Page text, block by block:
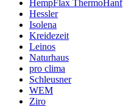
HempFlax ThermoHanf
Hessler
Isolena
Kreidezeit
Leinos
Naturhaus
pro clima
Schleusner
WEM
Ziro